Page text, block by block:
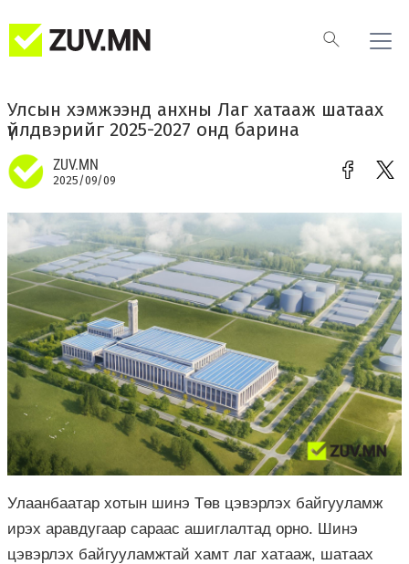
Улсын хэмжээнд анхны Лаг хатааж шатаах
үйлдвэрийг 2025-2027 онд барина
ZUV.MN
2025/09/09
Улаанбаатар хотын шинэ Төв цэвэрлэх байгууламж
ирэх аравдугаар сараас ашиглалтад орно. Шинэ
цэвэрлэх байгууламжтай хамт лаг хатааж, шатаах